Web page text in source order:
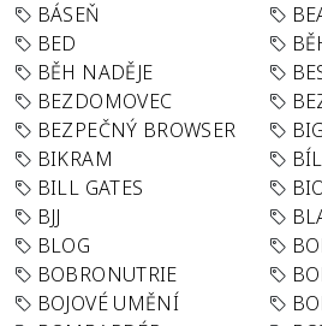
BÁSEŇ
BED
BĚH NADĚJE
BEZDOMOVEC
BEZPEČNÝ BROWSER
BIKRAM
BILL GATES
BJJ
BLOG
BOBRONUTRIE
BOJOVÉ UMĚNÍ